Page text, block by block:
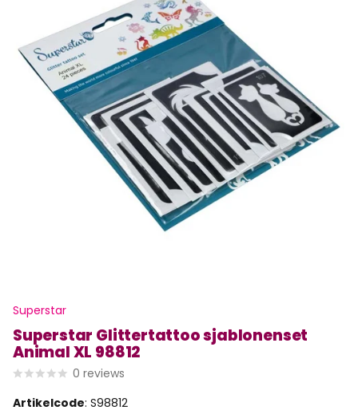
Superstar
Superstar Glittertattoo sjablonenset
Animal XL 98812
0 reviews
Artikelcode: S98812